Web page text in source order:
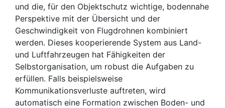
und die, für den Objektschutz wichtige, bodennahe
Perspektive mit der Übersicht und der
Geschwindigkeit von Flugdrohnen kombiniert
werden. Dieses kooperierende System aus Land-
und Luftfahrzeugen hat Fähigkeiten der
Selbstorganisation, um robust die Aufgaben zu
erfüllen. Falls beispielsweise
Kommunikationsverluste auftreten, wird
automatisch eine Formation zwischen Boden- und